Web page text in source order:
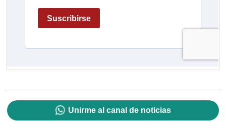
Unirme al canal de noticias